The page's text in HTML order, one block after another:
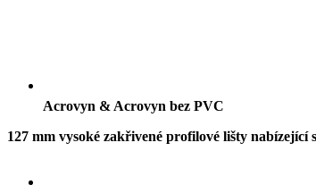
Acrovyn & Acrovyn bez PVC
127 mm vysoké zakřivené profilové lišty